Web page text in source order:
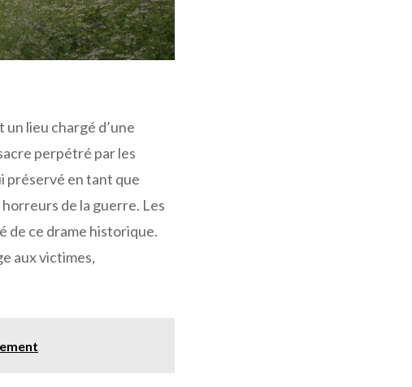
un lieu chargé d’une
perpétré par les
préservé en tant que
de la guerre. Les
de ce drame historique.
aux victimes,